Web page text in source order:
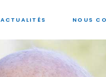
ACTUALITÉS NOUS